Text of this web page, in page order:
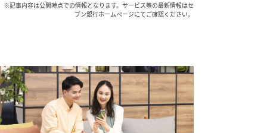
※記事内容は公開時点での情報となります。サービス等の最新情報はセ
ブン銀行ホームページにてご確認ください。